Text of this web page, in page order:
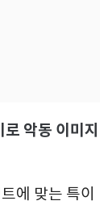
악동 이미지
에 맞는 특이